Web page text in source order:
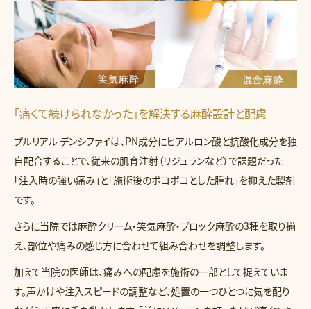
「痛くて続けられなかった」を解決する麻酔設計と配慮
プルリアル デンシファイは、PN成分にヒアルロン酸と抗酸化成分を独
自配合することで、従来の肌育注射（リジュランなど）で課題だった
「注入時の強い痛み」と「施術後のボコボコとした腫れ」を抑えた製剤
です。
さらに当院では麻酔クリーム・笑気麻酔・ブロック麻酔の3種を取り揃
え、部位や痛みの感じ方に合わせて組み合わせを調整します。
加えて当院の医師は、痛みへの配慮を施術の一部として捉えていま
す。声かけや注入スピードの調整など、処置の一つひとつに気を配り